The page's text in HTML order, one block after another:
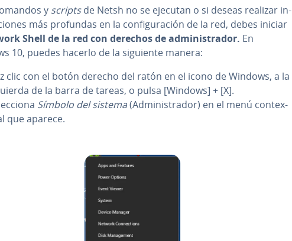
y scriptsde Netsh no se ejecutan o si deseas realizar in­
más profundas en la co­n­fi­gu­ra­ción de la red, debes iniciar
Shell de la red con derechos de ad­mi­ni­s­tra­dor. En
10, puedes hacerlo de la siguiente manera:
clic con el botón derecho del ratón en el icono de Windows, a la
de la barra de tareas, o pulsa [Windows] + [X].
Símbolo del sistema(Ad­mi­ni­s­tra­dor) en el menú co­n­te­x­
que aparece.